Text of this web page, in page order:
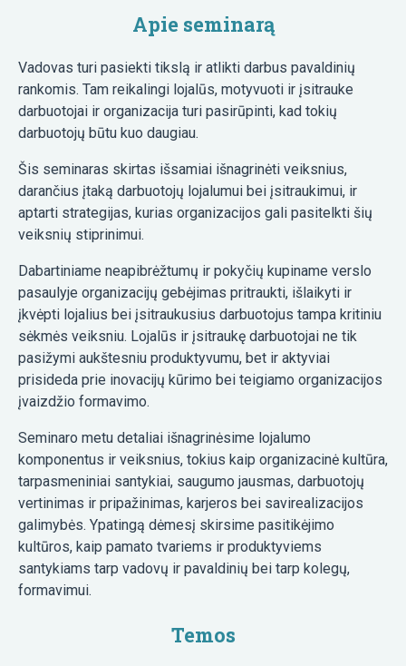
Apie seminarą
Vadovas turi pasiekti tikslą ir atlikti darbus pavaldinių
rankomis. Tam reikalingi lojalūs, motyvuoti ir įsitrauke
darbuotojai ir organizacija turi pasirūpinti, kad tokių
darbuotojų būtu kuo daugiau.
Šis seminaras skirtas išsamiai išnagrinėti veiksnius,
darančius įtaką darbuotojų lojalumui bei įsitraukimui, ir
aptarti strategijas, kurias organizacijos gali pasitelkti šių
veiksnių stiprinimui.
Dabartiniame neapibrėžtumų ir pokyčių kupiname verslo
pasaulyje organizacijų gebėjimas pritraukti, išlaikyti ir
įkvėpti lojalius bei įsitraukusius darbuotojus tampa kritiniu
sėkmės veiksniu. Lojalūs ir įsitraukę darbuotojai ne tik
pasižymi aukštesniu produktyvumu, bet ir aktyviai
prisideda prie inovacijų kūrimo bei teigiamo organizacijos
įvaizdžio formavimo.
Seminaro metu detaliai išnagrinėsime lojalumo
komponentus ir veiksnius, tokius kaip organizacinė kultūra,
tarpasmeniniai santykiai, saugumo jausmas, darbuotojų
vertinimas ir pripažinimas, karjeros bei savirealizacijos
galimybės. Ypatingą dėmesį skirsime pasitikėjimo
kultūros, kaip pamato tvariems ir produktyviems
santykiams tarp vadovų ir pavaldinių bei tarp kolegų,
formavimui.
Temos